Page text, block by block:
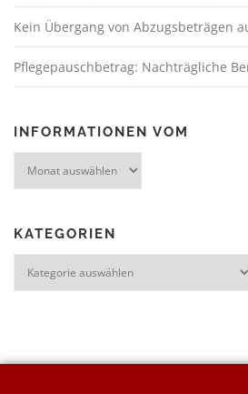
Kein Übergang von Abzugsbeträgen
Pflegepauschbetrag: Nachträgliche
INFORMATIONEN VOM
KATEGORIEN